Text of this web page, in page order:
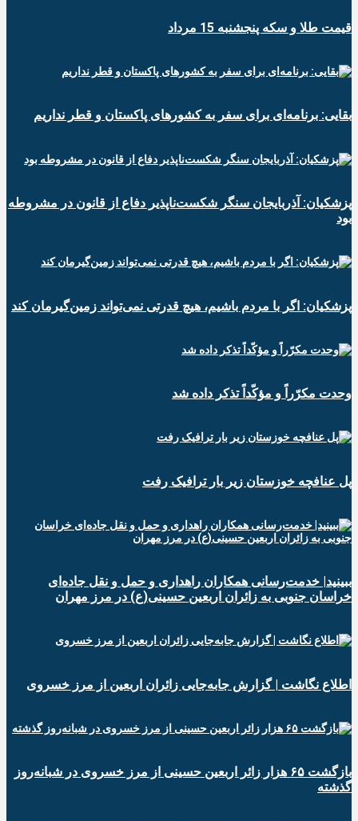
قیمت طلا و سکه پنجشنبه 15 مرداد
بقایی: برنامه‌ای برای سفر به کشورهای پاکستان و قطر نداریم
پزشکیان: آذربایجان سنگر شکست‌ناپذیر دفاع از قانون در مشروطه
بود
پزشکیان: اگر با مردم باشیم، هیچ قدرتی نمی‌تواند زمین‌گیرمان کند
وحدت مکرّراً و مؤکّداً تذکر داده شد
پل عنافچه خوزستان زیر بار ترافیک رفت
ببینید| خدمت‌رسانی همکاران راهداری و حمل و نقل جاده‌ای
خراسان جنوبی به زائران اربعین حسینی(ع) در مرز مهران
️اطلاع نگاشت | گزارش جابه‌جایی زائران اربعین از مرز خسروی
️بازگشت ۶۵ هزار زائر اربعین حسینی از مرز خسروی در شبانه‌روز
گذشته